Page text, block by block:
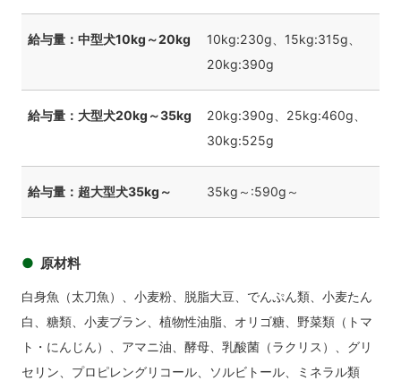
給与量：中型犬10kg～20kg
10kg:230g、15kg:315g、
20kg:390g
給与量：大型犬20kg～35kg
20kg:390g、25kg:460g、
30kg:525g
給与量：超大型犬35kg～ 35kg～:590g～
原材料
白身魚（太刀魚）、小麦粉、脱脂大豆、でんぷん類、小麦たん
白、糖類、小麦ブラン、植物性油脂、オリゴ糖、野菜類（トマ
ト・にんじん）、アマニ油、酵母、乳酸菌（ラクリス）、グリ
セリン、プロピレングリコール、ソルビトール、ミネラル類